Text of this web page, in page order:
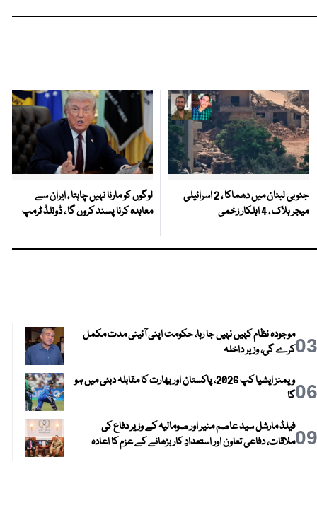
جنوبی لبنان میں دھماکا ، 2 اسرائیلی
میجر ہلاک ، 4 اہلکار زخمی
لوگوں کو مارنا نہیں چاہتا ، ایران سے
معاہدہ کرنا پسند کروں گا ، ڈونلڈ ٹرمپ
03موجودہ نظام کہیں نہیں جا رہا، حکومت اپنی آئینی مدت مکمل
کرے گی، وزیر داخلہ
06
ویمنز ایشیا کپ 2026، پاکستان اور بھارت کا مقابلہ دبئی میں ہو
گا
09فیلڈ مارشل سید عاصم منیر اور صومالیہ کے وزیر دفاع کی
ملاقات، دفاعی تعاون اور استعدادِ کار بڑھانے کے عزم کا اعادہ